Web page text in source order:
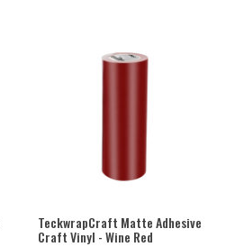
TeckwrapCraft Matte Adhesive
Craft Vinyl - Wine Red